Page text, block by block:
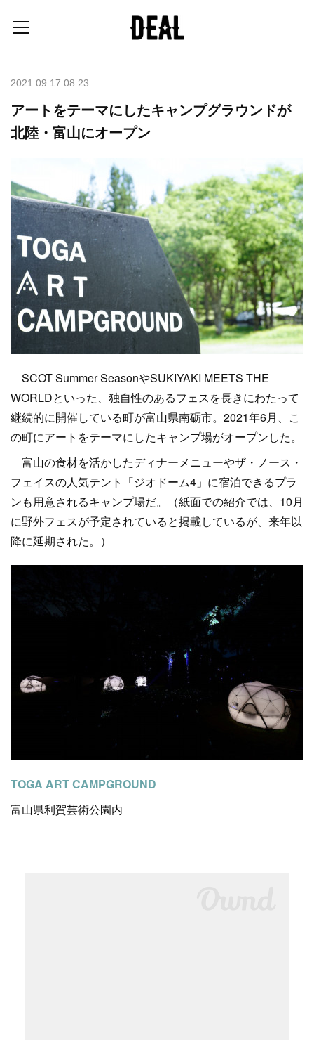
2021.09.17 08:23
アートをテーマにしたキャンプグラウンドが
北陸・富山にオープン
SCOT Summer SeasonやSUKIYAKI MEETS THE
WORLDといった、独自性のあるフェスを長きにわたって
継続的に開催している町が富山県南砺市。2021年6月、こ
の町にアートをテーマにしたキャンプ場がオープンした。
富山の食材を活かしたディナーメニューやザ・ノース・
フェイスの人気テント「ジオドーム4」に宿泊できるプラ
ンも用意されるキャンプ場だ。（紙面での紹介では、10月
に野外フェスが予定されていると掲載しているが、来年以
降に延期された。）
TOGA ART CAMPGROUND
富山県利賀芸術公園内